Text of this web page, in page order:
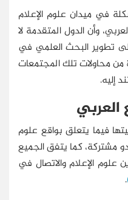
في ميدان علوم الإعلام
وأن الدول المتقدمة لا
تطوير البحث العلمي في
من محاولات تلك المجتمعات
إليه.
العربي
فيما يتعلق بواقع علوم
مشتركة، كما يتفق الجميع
الإعلام والاتصال في
.